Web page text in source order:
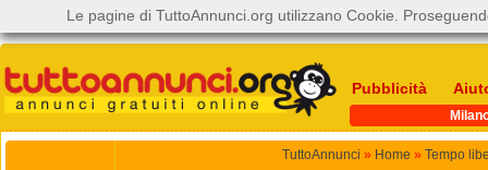
Pubblicità
TuttoAnnunci » Home » Tempo
Le pagine di TuttoAnnunci.org utilizzano Cookie.